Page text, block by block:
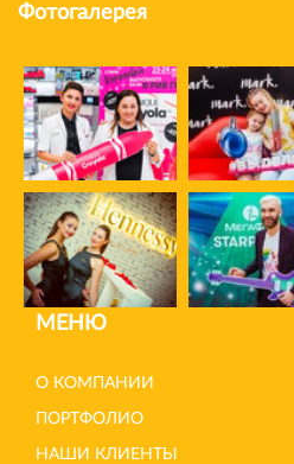
Фотогалерея
МЕНЮ
О КОМПАНИИ
ПОРТФОЛИО
НАШИ КЛИЕНТЫ